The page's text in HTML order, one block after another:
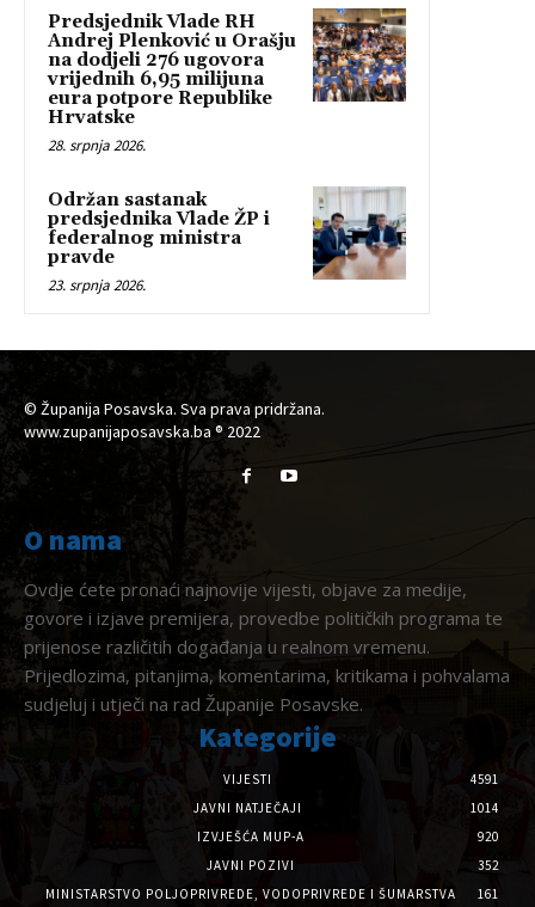
Predsjednik Vlade RH
Andrej Plenković u Orašju
na dodjeli 276 ugovora
vrijednih 6,95 milijuna
eura potpore Republike
Hrvatske
28. srpnja 2026.
Održan sastanak
predsjednika Vlade ŽP i
federalnog ministra
pravde
23. srpnja 2026.
© Županija Posavska. Sva prava pridržana.
www.zupanijaposavska.ba ® 2022
O nama
Ovdje ćete pronaći najnovije vijesti, objave za medije,
govore i izjave premijera, provedbe političkih programa te
prijenose različitih događanja u realnom vremenu.
Prijedlozima, pitanjima, komentarima, kritikama i pohvalama
sudjeluj i utječi na rad Županije Posavske.
Kategorije
VIJESTI
4591
JAVNI NATJEČAJI
1014
IZVJEŠĆA MUP-A
920
JAVNI POZIVI
352
MINISTARSTVO POLJOPRIVREDE, VODOPRIVREDE I ŠUMARSTVA
161